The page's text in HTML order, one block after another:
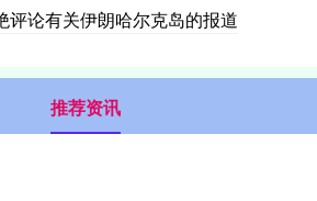
评论有关伊朗哈尔克岛的报道
推荐资讯